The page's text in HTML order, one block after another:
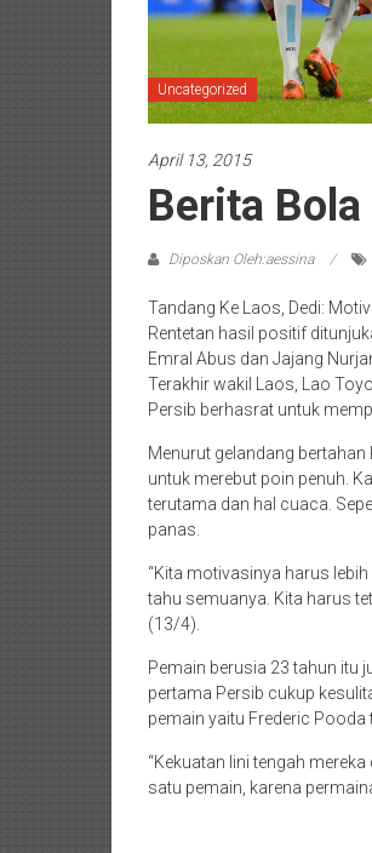
Uncategorized
April 13, 2015
Berita Bola
Diposkan Oleh:aessina
Tandang Ke Laos, Dedi:
Rentetan hasil positif
Emral Abus dan Jajang
Terakhir wakil Laos, Lao
Persib berhasrat untuk
Menurut gelandang
untuk merebut poin penuh.
terutama dan hal cuaca.
panas.
“Kita motivasinya harus
tahu semuanya. Kita harus
(13/4).
Pemain berusia 23 tahun itu
pertama Persib cukup
pemain yaitu Frederic
“Kekuatan lini tengah
satu pemain, karena